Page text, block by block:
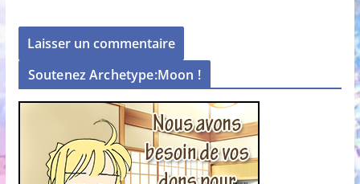
Soutenez Archetype:Moon !